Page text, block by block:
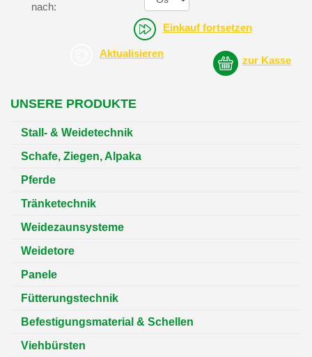
nach:
Einkauf fortsetzen
zur Kasse
Aktualisieren
UNSERE PRODUKTE
Stall- & Weidetechnik
Schafe, Ziegen, Alpaka
Pferde
Tränketechnik
Weidezaunsysteme
Weidetore
Panele
Fütterungstechnik
Befestigungsmaterial & Schellen
Viehbürsten